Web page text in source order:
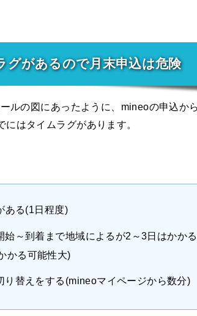
グがあるので月末申込は危険
ルの図にあったように、mineoの申込か
はタイムラグがあります。
ある(1日程度)
～到着まで地域によるが2～3日はかか
かる可能性大)
替えをする(mineoマイページから数分)